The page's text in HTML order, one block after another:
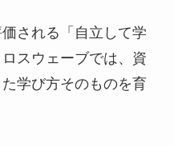
される「自立して学
スウェーブでは、資
学び方そのものを育